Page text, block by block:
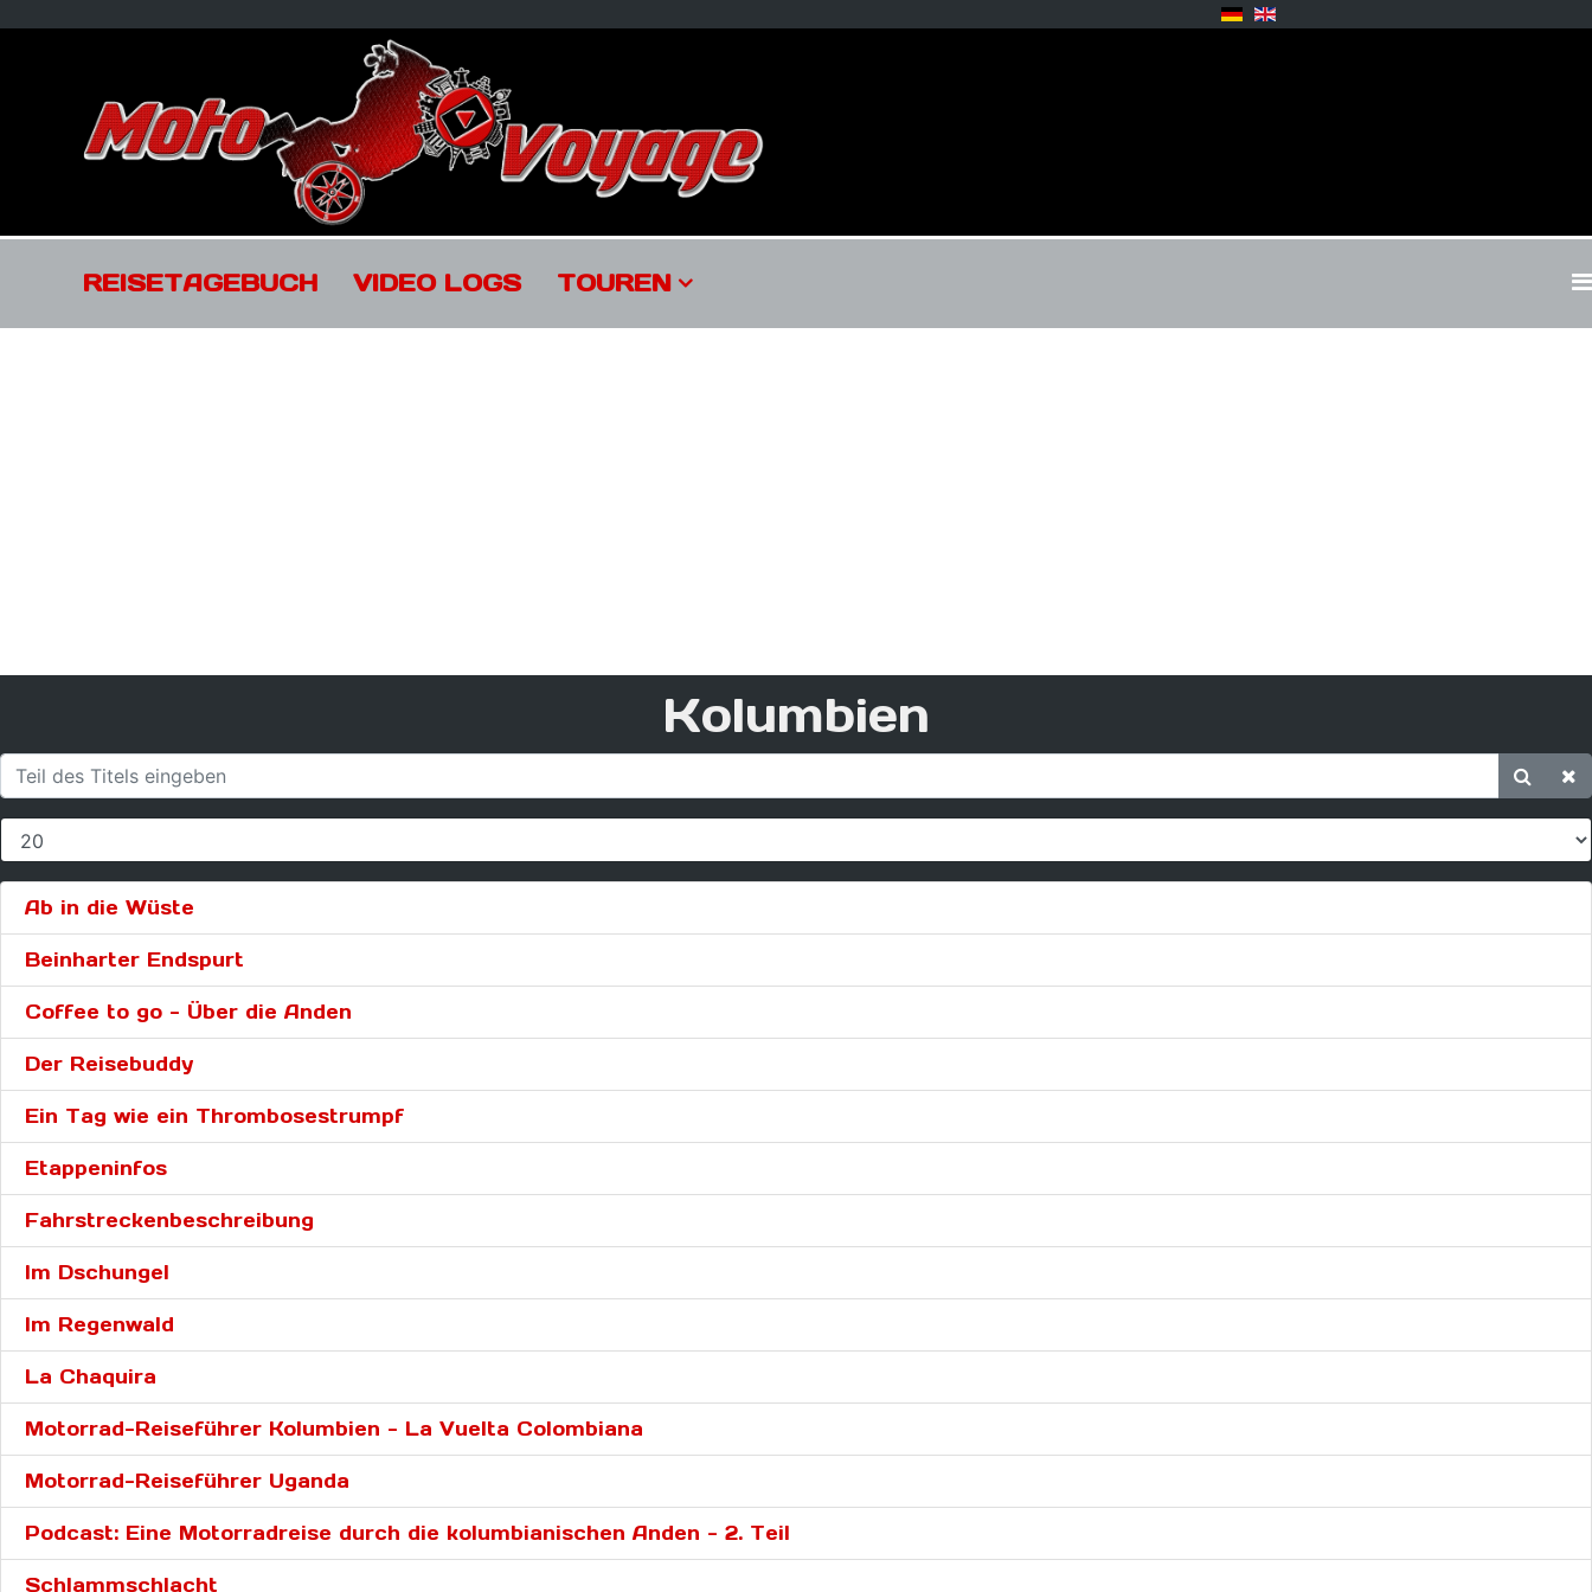
REISETAGEBUCH VIDEO LOGS TOUREN
Kolumbien
Ab in die Wüste
Beinharter Endspurt
Coffee to go - Über die Anden
Der Reisebuddy
Ein Tag wie ein Thrombosestrumpf
Etappeninfos
Fahrstreckenbeschreibung
Im Dschungel
Im Regenwald
La Chaquira
Motorrad-Reiseführer Kolumbien - La Vuelta Colombiana
Motorrad-Reiseführer Uganda
Podcast: Eine Motorradreise durch die kolumbianischen Anden - 2. Teil
Schlammschlacht